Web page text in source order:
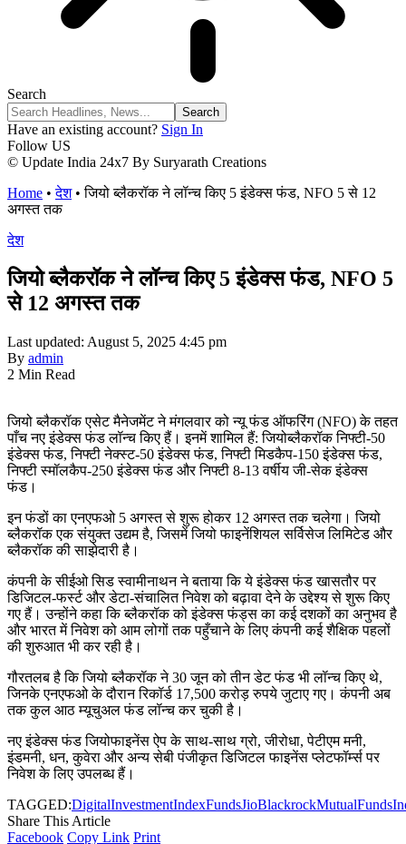
Search
Have an existing account? Sign In
Follow US
© Update India 24x7 By Suryarath Creations
Home •देश•जियो ब्लैकरॉक ने लॉन्च किए 5 इंडेक्स फंड, NFO 5 से 12
अगस्त तक
देश
जियो ब्लैकरॉक ने लॉन्च किए 5 इंडेक्स फंड, NFO 5
से 12 अगस्त तक
Last updated: August 5, 2025 4:45 pm
By admin
2 Min Read
जियो ब्लैकरॉक एसेट मैनेजमेंट ने मंगलवार को न्यू फंड ऑफरिंग (NFO) के तहत
पाँच नए इंडेक्स फंड लॉन्च किए हैं। इनमें शामिल हैं: जियोब्लैकरॉक निफ्टी-50
इंडेक्स फंड, निफ्टी नेक्स्ट-50 इंडेक्स फंड, निफ्टी मिडकैप-150 इंडेक्स फंड,
निफ्टी स्मॉलकैप-250 इंडेक्स फंड और निफ्टी 8-13 वर्षीय जी-सेक इंडेक्स
फंड।
इन फंडों का एनएफओ 5 अगस्त से शुरू होकर 12 अगस्त तक चलेगा। जियो
ब्लैकरॉक एक संयुक्त उद्यम है, जिसमें जियो फाइनेंशियल सर्विसेज लिमिटेड और
ब्लैकरॉक की साझेदारी है।
कंपनी के सीईओ सिड स्वामीनाथन ने बताया कि ये इंडेक्स फंड खासतौर पर
डिजिटल-फर्स्ट और डेटा-संचालित निवेश को बढ़ावा देने के उद्देश्य से शुरू किए
गए हैं। उन्होंने कहा कि ब्लैकरॉक को इंडेक्स फंड्स का कई दशकों का अनुभव है
और भारत में निवेश को आम लोगों तक पहुँचाने के लिए कंपनी कई शैक्षिक पहलों
की शुरुआत भी कर रही है।
गौरतलब है कि जियो ब्लैकरॉक ने 30 जून को तीन डेट फंड भी लॉन्च किए थे,
जिनके एनएफओ के दौरान रिकॉर्ड 17,500 करोड़ रुपये जुटाए गए। कंपनी अब
तक कुल आठ म्यूचुअल फंड लॉन्च कर चुकी है।
नए इंडेक्स फंड जियोफाइनेंस ऐप के साथ-साथ ग्रो, जीरोधा, पेटीएम मनी,
इंडमनी, धन, कुवेरा और अन्य सेबी पंजीकृत डिजिटल फाइनेंस प्लेटफॉर्म्स पर
निवेश के लिए उपलब्ध हैं।
TAGGED:DigitalInvestmentIndexFundsJioBlackrock
Share This Article
Facebook Copy Link Print